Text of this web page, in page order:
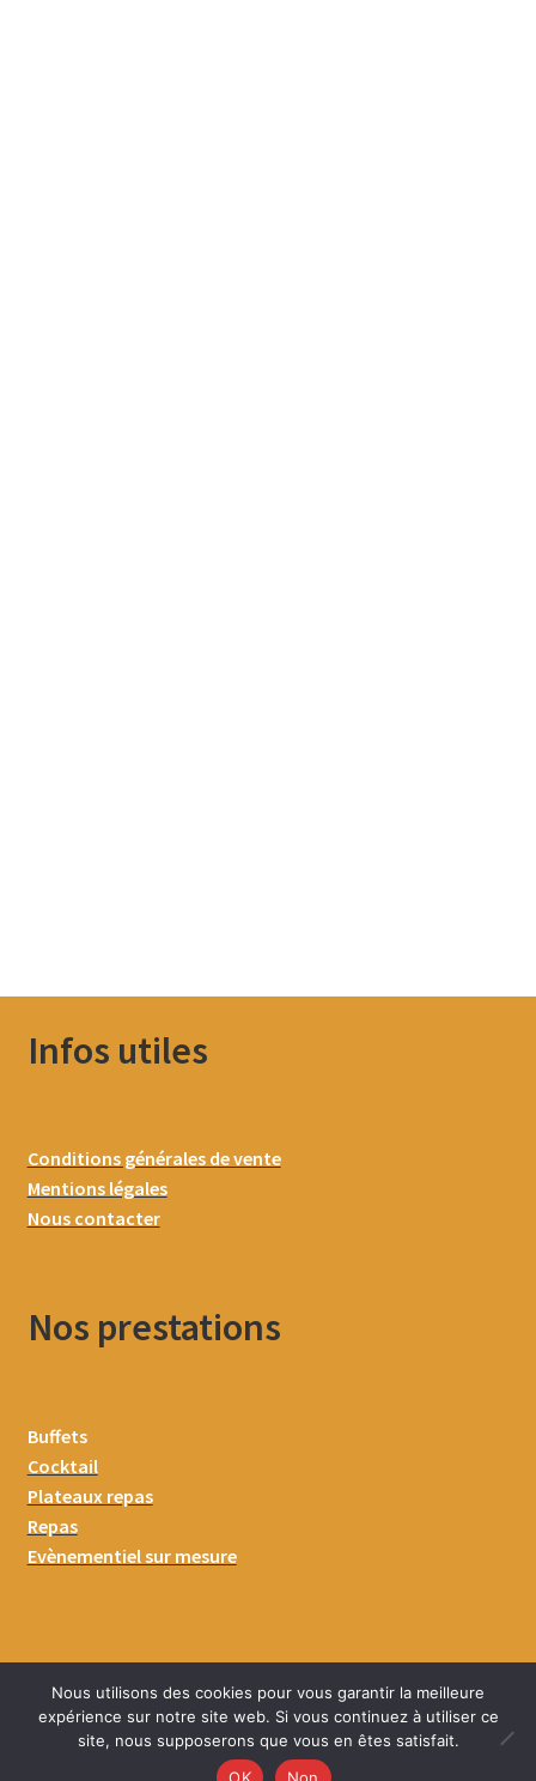
Infos utiles
Conditions générales de vente
Mentions légales
Nous contacter
Nos prestations
Buffets
Cocktail
Plateaux repas
Repas
Evènementiel sur mesure
Nous utilisons des cookies pour vous garantir la meilleure
expérience sur notre site web. Si vous continuez à utiliser ce
site, nous supposerons que vous en êtes satisfait.
OK
Non